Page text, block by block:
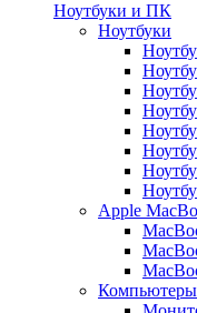
Ноутбуки и ПК
Ноутбуки
Apple